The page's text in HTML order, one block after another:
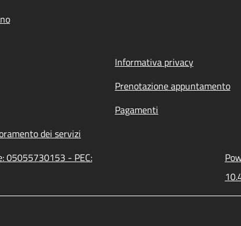
Informativa privacy
Prenotazione appuntamento
Pagamenti
dei servizi
05055730153 - PEC: